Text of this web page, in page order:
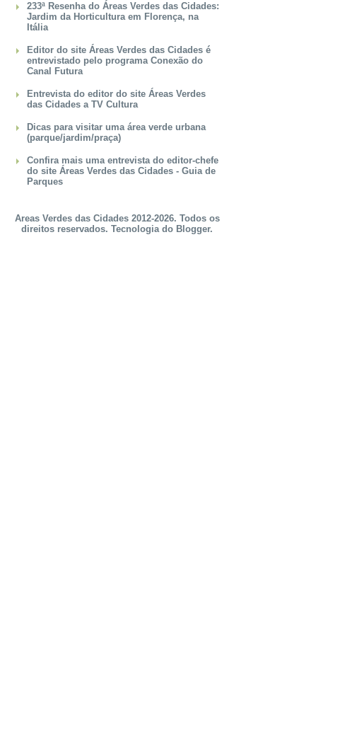
233ª Resenha do Áreas Verdes das Cidades:
Jardim da Horticultura em Florença, na
Itália
Editor do site Áreas Verdes das Cidades é
entrevistado pelo programa Conexão do
Canal Futura
Entrevista do editor do site Áreas Verdes
das Cidades a TV Cultura
Dicas para visitar uma área verde urbana
(parque/jardim/praça)
Confira mais uma entrevista do editor-chefe
do site Áreas Verdes das Cidades - Guia de
Parques
Areas Verdes das Cidades 2012-2026. Todos os
direitos reservados. Tecnologia do Blogger.